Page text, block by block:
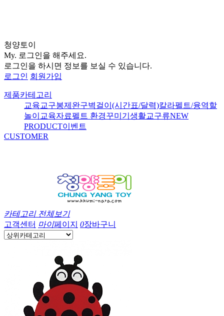
청양토이
My. 로그인을 해주세요.
로그인을 하시면 정보를 보실 수 있습니다.
로그인 회원가입
제품카테고리
교육교구봉제완구벽걸이(시간표/달력)칼라펠트/융역할
놀이 교육자료펠트 환경꾸미기 생활교구류NEW
PRODUCT이벤트
CUSTOMER
카테고리 전체보기
고객센터 마이페이지 0장바구니